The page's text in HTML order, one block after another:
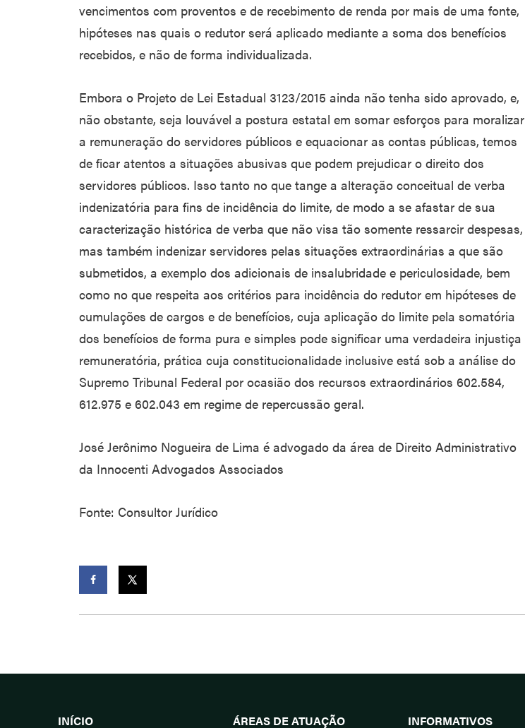
vencimentos com proventos e de recebimento de renda por mais de uma fonte,
hipóteses nas quais o redutor será aplicado mediante a soma dos benefícios
recebidos, e não de forma individualizada.
Embora o Projeto de Lei Estadual 3123/2015 ainda não tenha sido aprovado, e,
não obstante, seja louvável a postura estatal em somar esforços para moralizar
a remuneração do servidores públicos e equacionar as contas públicas, temos
de ficar atentos a situações abusivas que podem prejudicar o direito dos
servidores públicos. Isso tanto no que tange a alteração conceitual de verba
indenizatória para fins de incidência do limite, de modo a se afastar de sua
caracterização histórica de verba que não visa tão somente ressarcir despesas,
mas também indenizar servidores pelas situações extraordinárias a que são
submetidos, a exemplo dos adicionais de insalubridade e periculosidade, bem
como no que respeita aos critérios para incidência do redutor em hipóteses de
cumulações de cargos e de benefícios, cuja aplicação do limite pela somatória
dos benefícios de forma pura e simples pode significar uma verdadeira injustiça
remuneratória, prática cuja constitucionalidade inclusive está sob a análise do
Supremo Tribunal Federal por ocasião dos recursos extraordinários 602.584,
612.975 e 602.043 em regime de repercussão geral.
José Jerônimo Nogueira de Lima é advogado da área de Direito Administrativo
da Innocenti Advogados Associados
Fonte: Consultor Jurídico
INÍCIO ÁREAS DE ATUAÇÃO INFORMATIVOS